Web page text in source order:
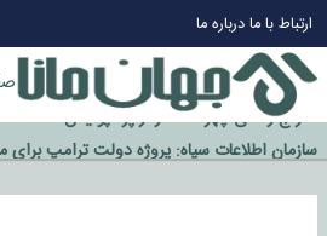
ارتباط با مادرباره ما
چرا طلا دوباره افزایشی شد؟
گزینه جدایی اوسمار روی میز مدیران پرسپولیس
آیا رئیس جمهور آمریکا قانون را دور می‌زند؟
اخراج رسمی چهره نامدار از پرسپولیس
سازمان اطلاعات سپاه: پروژه دولت ترامپ